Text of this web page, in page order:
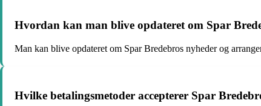
Hvordan kan man blive opdateret om Spar
Man kan blive opdateret om Spar Bredebros nyheder og
Hvilke betalingsmetoder accepterer Spar